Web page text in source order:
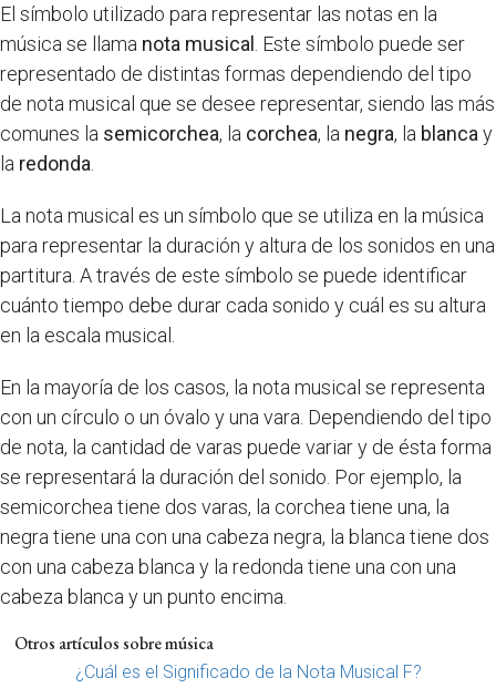
El símbolo utilizado para representar las notas en la
música se llama nota musical . Este símbolo puede ser
representado de distintas formas dependiendo del tipo
de nota musical que se desee representar, siendo las más
comunes la semicorchea, la corchea, la negra, la blanca y
la redonda
La nota musical es un símbolo que se utiliza en la música
para representar la duración y altura de los sonidos en una
partitura. A través de este símbolo se puede identificar
cuánto tiempo debe durar cada sonido y cuál es su altura
en la escala musical.
En la mayoría de los casos, la nota musical se representa
con un círculo o un óvalo y una vara. Dependiendo del tipo
de nota, la cantidad de varas puede variar y de ésta forma
se representará la duración del sonido. Por ejemplo, la
semicorchea tiene dos varas, la corchea tiene una, la
negra tiene una con una cabeza negra, la blanca tiene dos
con una cabeza blanca y la redonda tiene una con una
cabeza blanca y un punto encima.
Otros artículos sobre música
¿Cuál es el Significado de la Nota Musical F?